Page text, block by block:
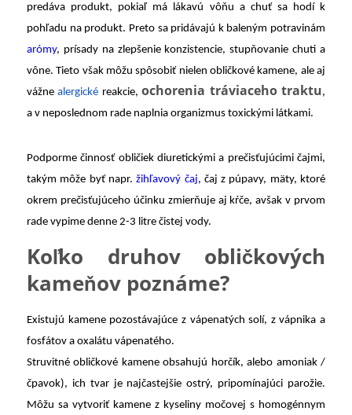
predáva produkt, pokiaľ má lákavú vôňu a chuť sa hodí k
pohľadu na produkt. Preto sa pridávajú k baleným potravinám
arómy, prísady na zlepšenie konzistencie, stupňovanie chuti a
vône. Tieto však môžu spôsobiť nielen obličkové kamene, ale aj
vážnealergické reakcie,ochorenia tráviaceho traktu,
a v neposlednom rade naplnia organizmus toxickými látkami.
Podporme činnosť obličiek diuretickými a prečisťujúcimi čajmi,
takým môže byť napr.žihľavový čaj, čaj z púpavy, mäty, ktoré
okrem prečisťujúceho účinku zmierňuje aj kŕče, avšak v prvom
rade vypime denne 2-3 litre čistej vody.
Koľko druhov obličkových
kameňov poznáme?
Existujú kamene pozostávajúce z vápenatých solí, z vápnika a
fosfátov a oxalátu vápenatého.
Struvitné obličkové kamene obsahujú horčík, alebo amoniak /
čpavok), ich tvar je najčastejšie ostrý, pripomínajúci parožie.
Môžu sa vytvoriť kamene z kyseliny močovej s homogénnym